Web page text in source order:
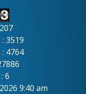
3519
4764
6
9:40 am